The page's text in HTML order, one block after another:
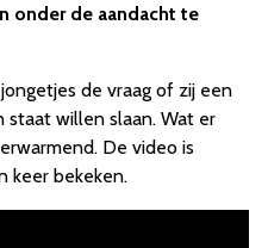
onder de aandacht te
de vraag of zij een
staat willen slaan. Wat er
De video is
keer bekeken.